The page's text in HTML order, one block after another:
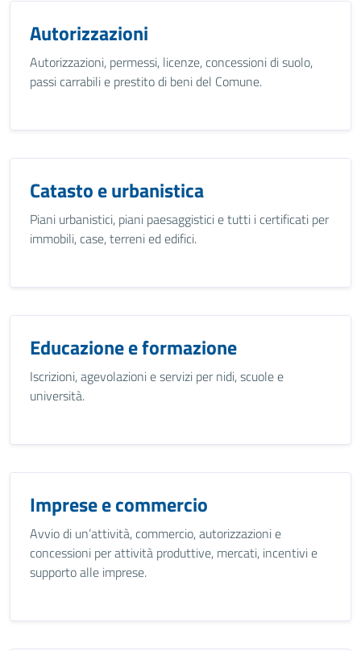
Autorizzazioni
Autorizzazioni, permessi, licenze, concessioni di suolo,
passi carrabili e prestito di beni del Comune.
Catasto e urbanistica
Piani urbanistici, piani paesaggistici e tutti i certificati per
immobili, case, terreni ed edifici.
Educazione e formazione
Iscrizioni, agevolazioni e servizi per nidi, scuole e
università.
Imprese e commercio
Avvio di un’attività, commercio, autorizzazioni e
concessioni per attività produttive, mercati, incentivi e
supporto alle imprese.